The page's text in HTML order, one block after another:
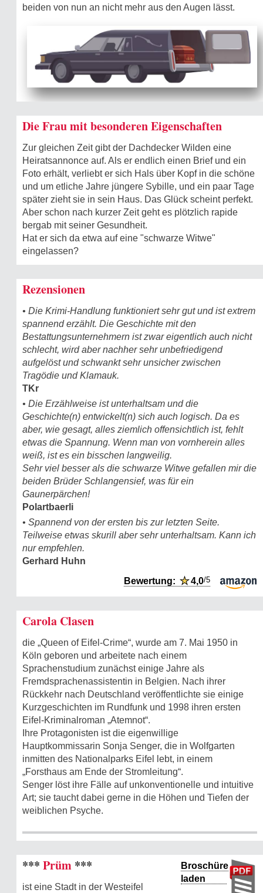
beiden von nun an nicht mehr aus den Augen lässt.
Die Frau mit besonderen Eigenschaften
Zur gleichen Zeit gibt der Dachdecker Wilden eine
Heiratsannonce auf. Als er endlich einen Brief und ein
Foto erhält, verliebt er sich Hals über Kopf in die schöne
und um etliche Jahre jüngere Sybille, und ein paar Tage
später zieht sie in sein Haus. Das Glück scheint perfekt.
Aber schon nach kurzer Zeit geht es plötzlich rapide
bergab mit seiner Gesundheit.
Hat er sich da etwa auf eine "schwarze Witwe"
eingelassen?
Rezensionen
• Die Krimi-Handlung funktioniert sehr gut und ist extrem
spannend erzählt. Die Geschichte mit den
Bestattungsunternehmern ist zwar eigentlich auch nicht
schlecht, wird aber nachher sehr unbefriedigend
aufgelöst und schwankt sehr unsicher zwischen
Tragödie und Klamauk.
TKr
• Die Erzählweise ist unterhaltsam und die
Geschichte(n) entwickelt(n) sich auch logisch. Da es
aber, wie gesagt, alles ziemlich offensichtlich ist, fehlt
etwas die Spannung. Wenn man von vornherein alles
weiß, ist es ein bisschen langweilig.
Sehr viel besser als die schwarze Witwe gefallen mir die
beiden Brüder Schlangensief, was für ein
Gaunerpärchen!
Polartbaerli
• Spannend von der ersten bis zur letzten Seite.
Teilweise etwas skurill aber sehr unterhaltsam. Kann ich
nur empfehlen.
Gerhard Huhn
Bewertung:★4,0/5
Carola Clasen
die „Queen of Eifel-Crime“, wurde am 7. Mai 1950 in
Köln geboren und arbeitete nach einem
Sprachenstudium zunächst einige Jahre als
Fremdsprachenassistentin in Belgien. Nach ihrer
Rückkehr nach Deutschland veröffentlichte sie einige
Kurzgeschichten im Rundfunk und 1998 ihren ersten
Eifel-Kriminalroman „Atemnot“.
Ihre Protagonisten ist die eigenwillige
Hauptkommissarin Sonja Senger, die in Wolfgarten
inmitten des Nationalparks Eifel lebt, in einem
„Forsthaus am Ende der Stromleitung“.
Senger löst ihre Fälle auf unkonventionelle und intuitive
Art; sie taucht dabei gerne in die Höhen und Tiefen der
weiblichen Psyche.
Broschüre
laden
*** Prüm ***
ist eine Stadt in der Westeifel